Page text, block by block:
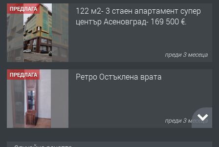
ПРЕДЛАГА
122 м2- 3 стаен апартамент супер
център Асеновград- 169 500 €.
преди 3 месеца
ПРЕДЛАГА Ретро Остъклена врата
преди 3 месеца